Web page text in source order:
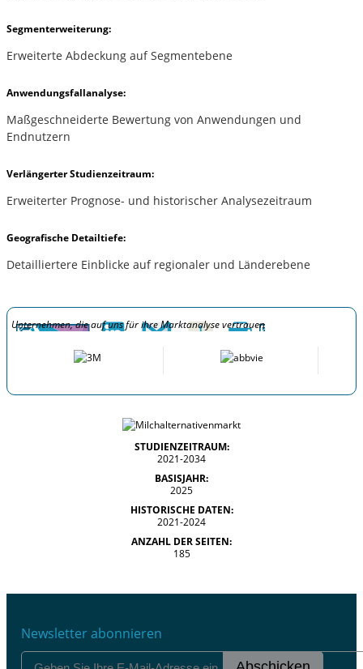
Segmenterweiterung:
Erweiterte Abdeckung auf Segmentebene
Anwendungsfallanalyse:
Maßgeschneiderte Bewertung von Anwendungen und
Endnutzern
Verlängerter Studienzeitraum:
Erweiterter Prognose- und historischer Analysezeitraum
Geografische Detailtiefe:
Detailliertere Einblicke auf regionaler und Länderebene
Unternehmen, die auf uns für ihre Marktanalyse vertrauen
STUDIENZEITRAUM:
2021-2034
BASISJAHR:
2025
HISTORISCHE DATEN:
2021-2024
ANZAHL DER SEITEN:
185
Newsletter abonnieren